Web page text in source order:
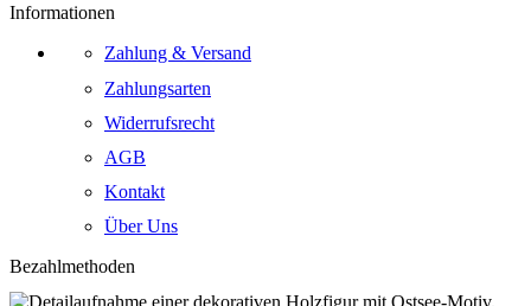
Informationen
Zahlung & Versand
Zahlungsarten
Widerrufsrecht
AGB
Kontakt
Über Uns
Bezahlmethoden